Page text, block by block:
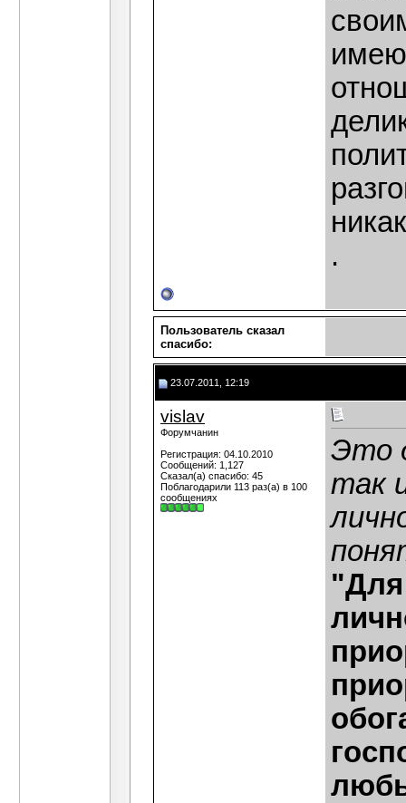
.
Пользователь сказал
cпасибо:
23.07.2011, 12:19
vislav
Форумчанин
Регистрация: 04.10.2010
Сообщений: 1,127
Сказал(а) спасибо: 45
Поблагодарили 113 раз(а) в 100
сообщениях
Это
так
"Для